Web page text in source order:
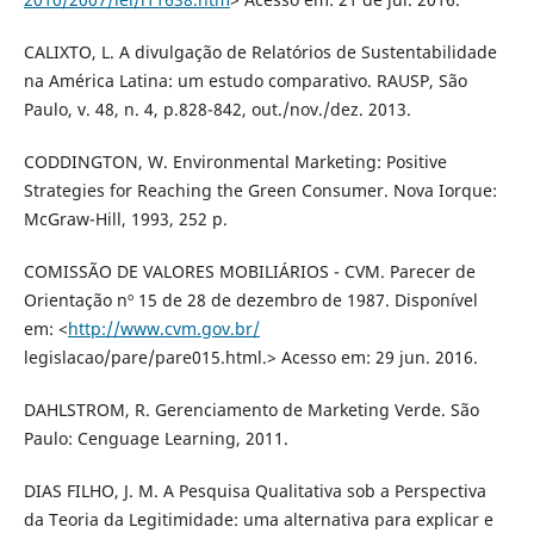
CALIXTO, L. A divulgação de Relatórios de Sustentabilidade
na América Latina: um estudo comparativo. RAUSP, São
Paulo, v. 48, n. 4, p.828-842, out./nov./dez. 2013.
CODDINGTON, W. Environmental Marketing: Positive
Strategies for Reaching the Green Consumer. Nova Iorque:
McGraw-Hill, 1993, 252 p.
COMISSÃO DE VALORES MOBILIÁRIOS - CVM. Parecer de
Orientação nº 15 de 28 de dezembro de 1987. Disponível
em: <http://www.cvm.gov.br/
legislacao/pare/pare015.html.> Acesso em: 29 jun. 2016.
DAHLSTROM, R. Gerenciamento de Marketing Verde. São
Paulo: Cenguage Learning, 2011.
DIAS FILHO, J. M. A Pesquisa Qualitativa sob a Perspectiva
da Teoria da Legitimidade: uma alternativa para explicar e